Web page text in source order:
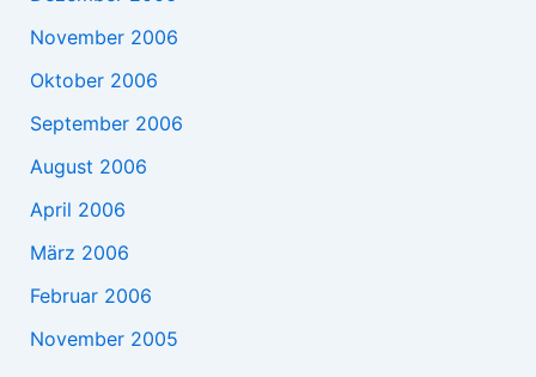
November 2006
Oktober 2006
September 2006
August 2006
April 2006
März 2006
Februar 2006
November 2005